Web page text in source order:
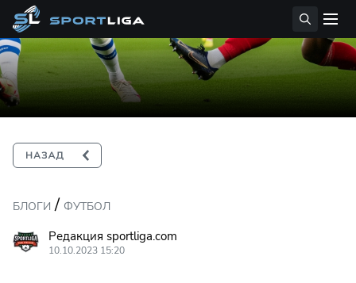
БЛОГИ / ФУТБОЛ
Редакция sportliga.com
10.10.2023 15:20